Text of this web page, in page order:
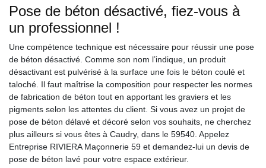
Pose de béton désactivé, fiez-vous à
un professionnel !
Une compétence technique est nécessaire pour réussir une pose
de béton désactivé. Comme son nom l’indique, un produit
désactivant est pulvérisé à la surface une fois le béton coulé et
taloché. Il faut maîtrise la composition pour respecter les normes
de fabrication de béton tout en apportant les graviers et les
pigments selon les attentes du client. Si vous avez un projet de
pose de béton délavé et décoré selon vos souhaits, ne cherchez
plus ailleurs si vous êtes à Caudry, dans le 59540. Appelez
Entreprise RIVIERA Maçonnerie 59 et demandez-lui un devis de
pose de béton lavé pour votre espace extérieur.